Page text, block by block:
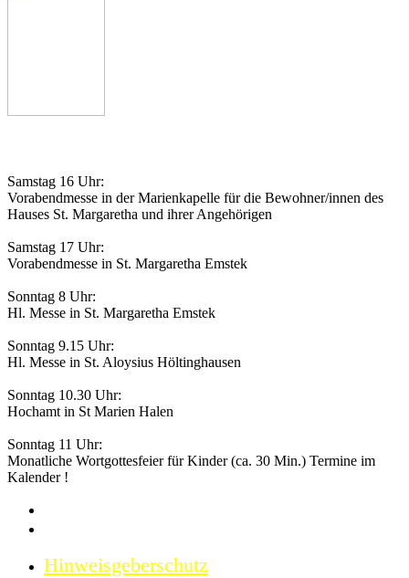
Samstag 16 Uhr:
Vorabendmesse in der Marienkapelle für die Bewohner/innen des
Hauses St. Margaretha und ihrer Angehörigen
Samstag 17 Uhr:
Vorabendmesse in St. Margaretha Emstek
Sonntag 8 Uhr:
Hl. Messe in St. Margaretha Emstek
Sonntag 9.15 Uhr:
Hl. Messe in St. Aloysius Höltinghausen
Sonntag 10.30 Uhr:
Hochamt in St Marien Halen
Sonntag 11 Uhr:
Monatliche Wortgottesfeier für Kinder (ca. 30 Min.) Termine im
Kalender !
Hinweisgeberschutz